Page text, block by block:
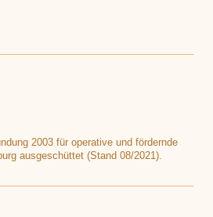
2003 für operative und fördernde
ausgeschüttet (Stand 08/2021).